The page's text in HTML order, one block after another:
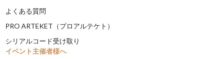
よくある質問
PRO ARTEKET（プロアルテケト）
シリアルコード受け取り
イベント主催者様へ